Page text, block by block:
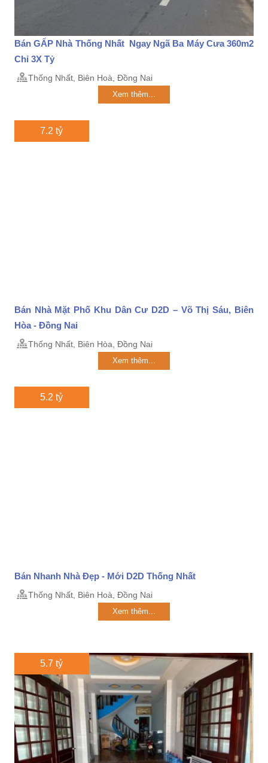
Bán GẤP Nhà Thống Nhất Ngay Ngã Ba Máy Cưa 360m2
Chỉ 3X Tỷ
Thống Nhất, Biên Hoà, Đồng Nai
Xem thêm...
7.2 tỷ
Bán Nhà Mặt Phố Khu Dân Cư D2D – Võ Thị Sáu, Biên
Hòa - Đồng Nai
Thống Nhất, Biên Hòa, Đồng Nai
Xem thêm...
5.2 tỷ
Bán Nhanh Nhà Đẹp - Mới D2D Thống Nhất
Thống Nhất, Biên Hoà, Đồng Nai
Xem thêm...
5.7 tỷ